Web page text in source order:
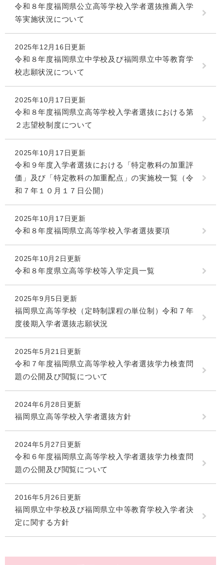
令和８年度福岡県公立高等学校入学者選抜推薦入学
等実施状況について
2025年12月16日更新
令和８年度福岡県立中学校及び福岡県立中等教育学
校志願状況について
2025年10月17日更新
令和８年度福岡県立高等学校入学者選抜における第
２志望校制度について
2025年10月17日更新
令和９年度入学者選抜における「特定教科の加重評
価」及び「特定教科の加重配点」の実施校一覧（令
和７年１０月１７日公開）
2025年10月17日更新
令和８年度福岡県立高等学校入学者選抜要項
2025年10月2日更新
令和８年度県立高等学校等入学定員一覧
2025年9月5日更新
福岡県立高等学校（定時制課程の単位制）令和７年
度後期入学者選抜志願状況
2025年5月21日更新
令和７年度福岡県立高等学校入学者選抜学力検査問
題の公開及び閲覧について
2024年6月28日更新
福岡県立高等学校入学者選抜方針
2024年5月27日更新
令和６年度福岡県立高等学校入学者選抜学力検査問
題の公開及び閲覧について
2016年5月26日更新
福岡県立中学校及び福岡県立中等教育学校入学者決
定に関する方針